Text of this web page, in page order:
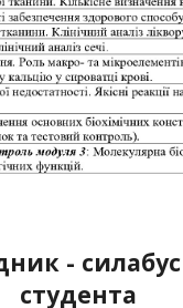
-
студента